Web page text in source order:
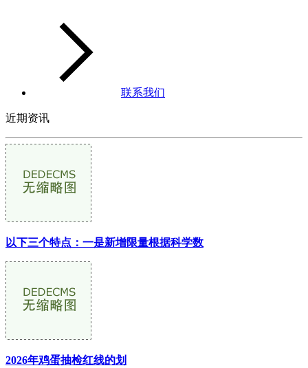
联系我们
近期资讯
以下三个特点：一是新增限量根据科学数
2026年鸡蛋抽检红线的划